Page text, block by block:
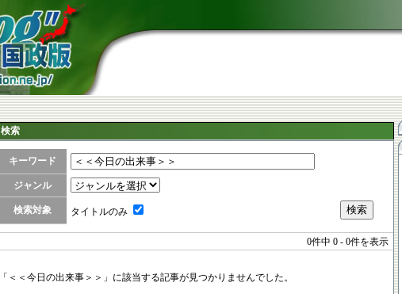
検索
キーワード
ジャンル
検索対象 タイトルのみ
0件中 0 - 0件を表示
「＜＜今日の出来事＞＞」に該当する記事が見つかりませんでした。